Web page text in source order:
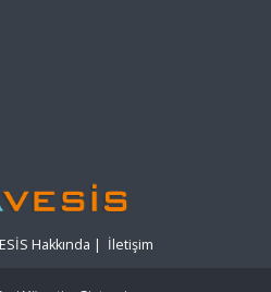
Hakkında | İletişim